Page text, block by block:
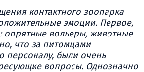
контактного зоопарка
эмоции. Первое,
опрятные вольеры, животные
что за питомцами
персоналу, были очень
вопросы. Однозначно